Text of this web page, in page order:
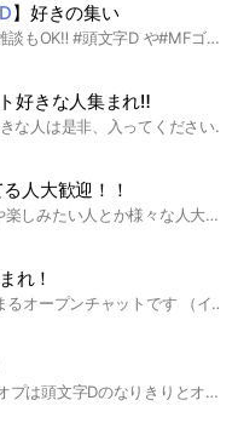
】好きの集い
新たなる公道最速伝説..始動 雑談もOK‼️ #頭文字D や#MFゴースト が好きな人来て！ #MFG #イニD #しげの秀一#86 #AE86 #ドリフト #雑談
好きな人集まれ‼️
頭文字D&湾岸ミッドナイト好きな人は是非、入ってください！ あと荒らさないでください 最近のオープンチャットは決まりごとが多いですねー 安心してくださいこのオープンチャットは頭文字D湾岸ミッドナイトからは話題が離れてしまっても大丈夫です！ アイコンも湾岸ミッドナイトに関係なくても大丈夫ですよ！ 決まりは荒らさないのと他の人の誹謗中傷を送らないことだけです！ 是非頭文字D湾岸ミッドナイトが好きな方は入ってください！ 話しズレてもおけまる！
人大歓迎！！
頭文字Dが上手くなりたい人や楽しみたい人とか様々な人大歓迎！！雑談もだいたいは大目に見ます！行き過ぎたことは注意してください！みんな楽しくやりましょー！！ #頭文字D#頭文字Dアーケード#イニシャルD
れ！
ここは MFゴースト好きが集まるオープンチャットです （イニシャルDの話題でも可能です） ここでは漫画やアニメグッズ等々を話すところです ゲームの話しもOKです #MF #MFゴースト #イニシャルD #イニD #頭文字D #ゲーム
管理人の藤原拓海です。このオプは頭文字Dのなりきりとオリキャラになってます！頭文字Dが好きな人、遠慮なく入ってきてください！#頭文字D #頭文字Dなりきり #オリキャラ